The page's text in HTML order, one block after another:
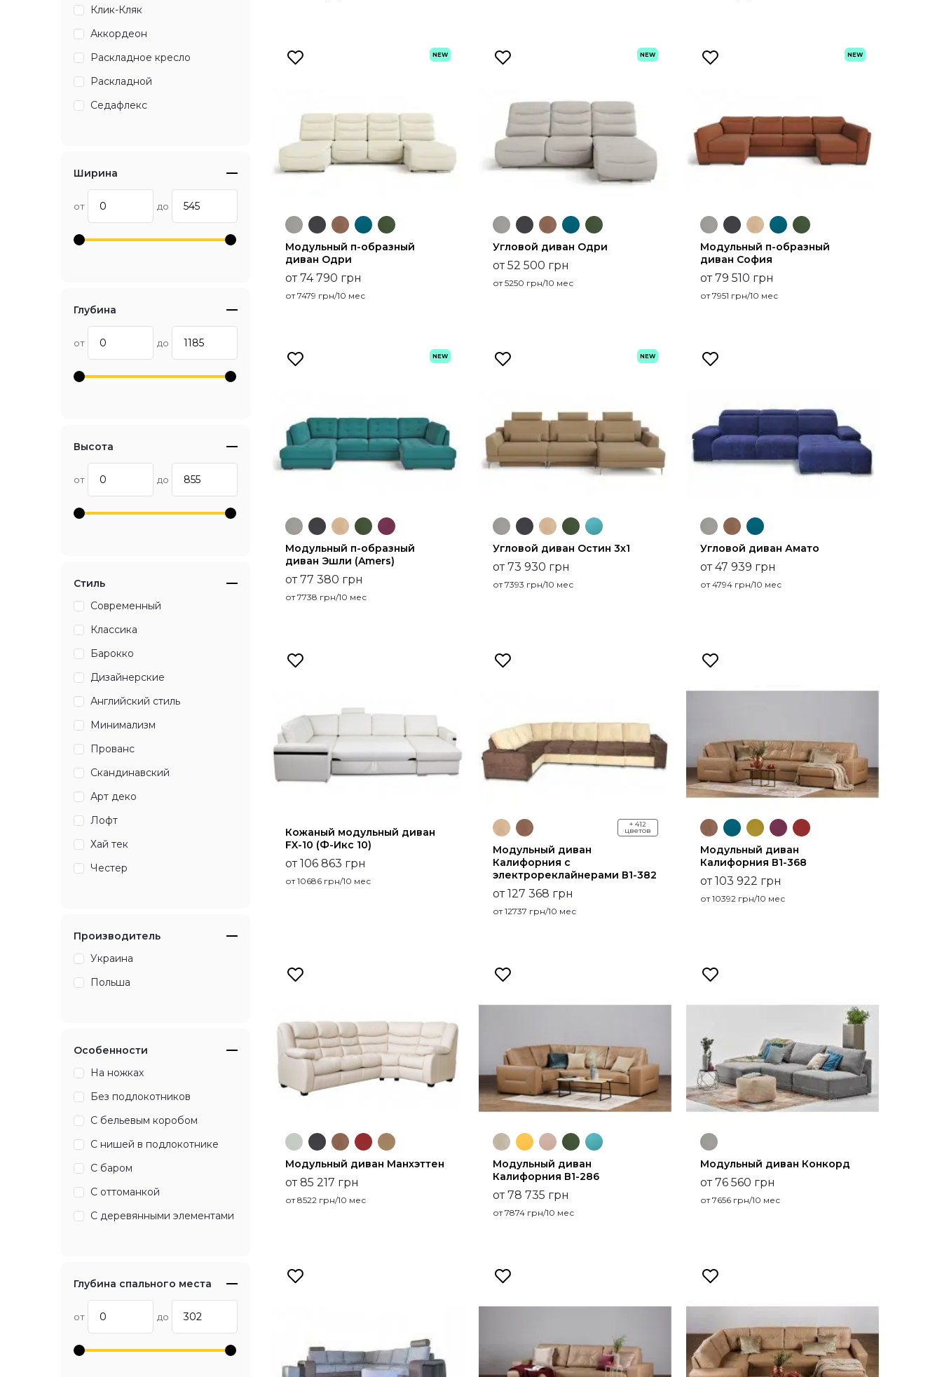
Клик-Кляк
Аккордеон
Раскладное кресло
Раскладной
Седафлекс
Ширина
от до
Глубина
от до
Высота
от до
Стиль
Современный
Классика
Барокко
Дизайнерские
Английский стиль
Минимализм
Прованс
Скандинавский
Арт деко
Лофт
Хай тек
Честер
Производитель
Украина
Польша
Особенности
На ножках
Без подлокотников
С бельевым коробом
С нишей в подлокотнике
С баром
С оттоманкой
С деревянными элементами
Глубина спального места
от до
NEW
Модульный п-образный
диван Одри
от 74 790 грн
от7479 грн/10 мес
NEW
Угловой диван Одри
от 52 500 грн
от5250 грн/10 мес
NEW
Модульный п-образный
диван София
от 79 510 грн
от7951 грн/10 мес
NEW
Модульный п-образный
диван Эшли (Amers)
от 77 380 грн
от7738 грн/10 мес
NEW
Угловой диван Остин 3х1
от 73 930 грн
от7393 грн/10 мес
Угловой диван Амато
от 47 939 грн
от4794грн/10 мес
Кожаный модульный диван
FX-10 (Ф-Икс 10)
от 106 863 грн
от10686 грн/10 мес
+ 412
цветов
Модульный диван
Калифорния с
электрореклайнерами В1-382
от 127 368 грн
от12737 грн/10 мес
Модульный диван
Калифорния В1-368
от 103 922 грн
от10392 грн/10 мес
Модульный диван Манхэттен
от 85 217 грн
от8522 грн/10 мес
Модульный диван
Калифорния В1-286
от 78 735 грн
от7874грн/10 мес
Модульный диван Конкорд
от 76 560 грн
от7656грн/10 мес